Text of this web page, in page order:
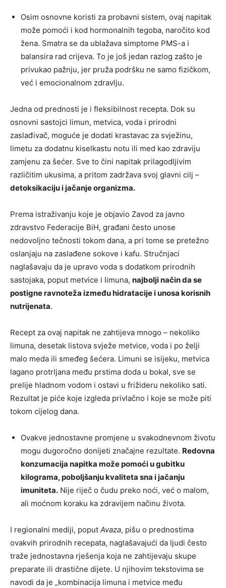
Osim osnovne koristi za probavni sistem, ovaj napitak
može pomoći i kod hormonalnih tegoba, naročito kod
žena. Smatra se da ublažava simptome PMS-a i
balansira rad crijeva. To je još jedan razlog zašto je
privukao pažnju, jer pruža podršku ne samo fizičkom,
već i emocionalnom zdravlju.
Jedna od prednosti je i fleksibilnost recepta. Dok su
osnovni sastojci limun, metvica, voda i prirodni
zaslađivač, moguće je dodati krastavac za svježinu,
limetu za dodatnu kiselkastu notu ili med kao zdraviju
zamjenu za šećer. Sve to čini napitak prilagodljivim
različitim ukusima, a pritom zadržava svoj glavni cilj –
detoksikaciju i jačanje organizma.
Prema istraživanju koje je objavio Zavod za javno
zdravstvo Federacije BiH, građani često unose
nedovoljno tečnosti tokom dana, a pri tome se pretežno
oslanjaju na zaslađene sokove i kafu. Stručnjaci
naglašavaju da je upravo voda s dodatkom prirodnih
sastojaka, poput metvice i limuna, najbolji način da se
postigne ravnoteža između hidratacije i unosa korisnih
nutrijenata.
Recept za ovaj napitak ne zahtijeva mnogo – nekoliko
limuna, desetak listova svježe metvice, voda i po želji
malo meda ili smeđeg šećera. Limuni se isijeku, metvica
lagano protrljana među prstima doda u bokal, sve se
prelije hladnom vodom i ostavi u frižideru nekoliko sati.
Rezultat je piće koje izgleda privlačno i koje se može piti
tokom cijelog dana.
Ovakve jednostavne promjene u svakodnevnom životu
mogu dugoročno donijeti značajne rezultate. Redovna
konzumacija napitka može pomoći u gubitku
kilograma, poboljšanju kvaliteta sna i jačanju
imuniteta. Nije riječ o čudu preko noći, već o malom,
ali moćnom koraku ka zdravijem načinu života.
I regionalni mediji, poput Avaza, pišu o prednostima
ovakvih prirodnih recepata, naglašavajući da ljudi često
traže jednostavna rješenja koja ne zahtijevaju skupe
preparate ili drastične dijete. U njihovim tekstovima se
navodi da je „kombinacija limuna i metvice među